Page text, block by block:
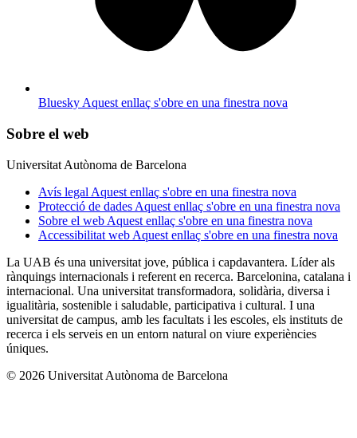
Bluesky Aquest enllaç s'obre en una finestra nova
Sobre el web
Universitat Autònoma de Barcelona
Avís legal Aquest enllaç s'obre en una finestra nova
Protecció de dades Aquest enllaç s'obre en una finestra nova
Sobre el web Aquest enllaç s'obre en una finestra nova
Accessibilitat web Aquest enllaç s'obre en una finestra nova
La UAB és una universitat jove, pública i capdavantera. Líder als
rànquings internacionals i referent en recerca. Barcelonina, catalana i
internacional. Una universitat transformadora, solidària, diversa i
igualitària, sostenible i saludable, participativa i cultural. I una
universitat de campus, amb les facultats i les escoles, els instituts de
recerca i els serveis en un entorn natural on viure experiències
úniques.
© 2026 Universitat Autònoma de Barcelona